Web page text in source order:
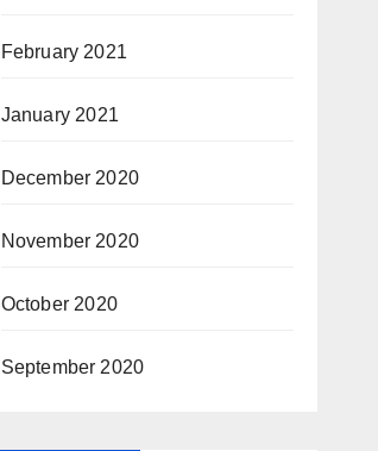
February 2021
January 2021
December 2020
November 2020
October 2020
September 2020